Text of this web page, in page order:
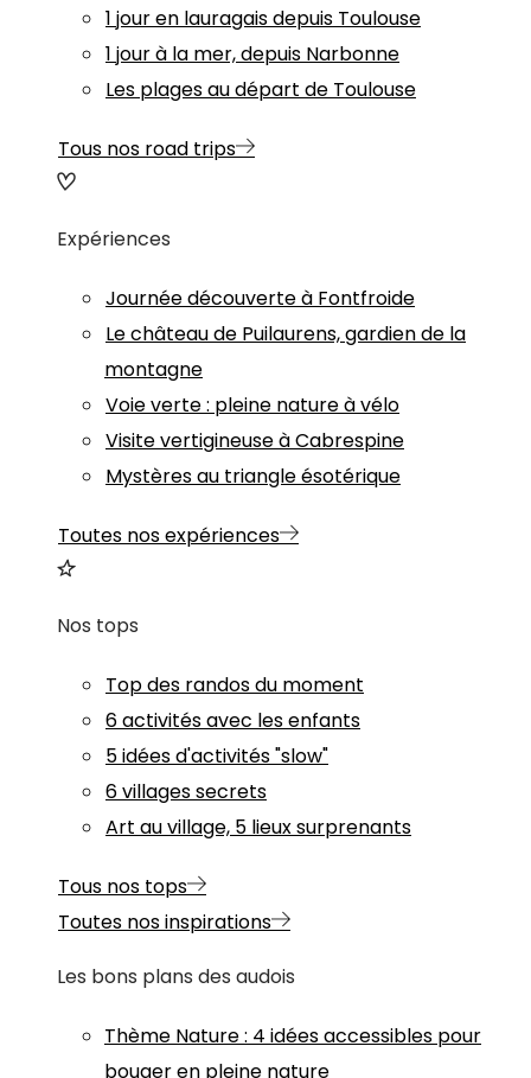
1 jour en lauragais depuis Toulouse
1 jour à la mer, depuis Narbonne
Les plages au départ de Toulouse
Tous nos road trips
Expériences
Journée découverte à Fontfroide
Le château de Puilaurens, gardien de la
montagne
Voie verte : pleine nature à vélo
Visite vertigineuse à Cabrespine
Mystères au triangle ésotérique
Toutes nos expériences
Nos tops
Top des randos du moment
6 activités avec les enfants
5 idées d'activités "slow"
6 villages secrets
Art au village, 5 lieux surprenants
Tous nos tops
Toutes nos inspirations
Les bons plans des audois
Thème Nature: 4 idées accessibles pour
bouger en pleine nature